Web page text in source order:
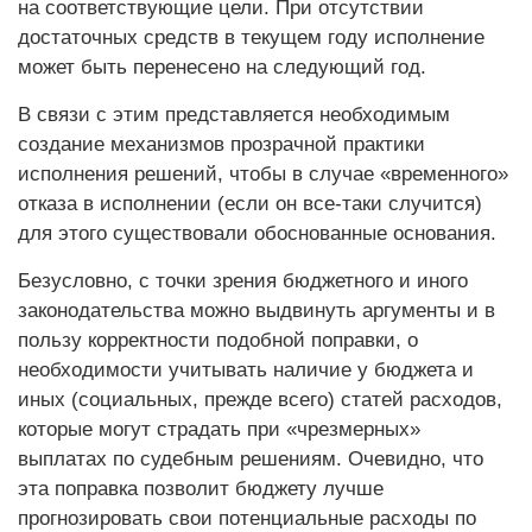
на соответствующие цели. При отсутствии
достаточных средств в текущем году исполнение
может быть перенесено на следующий год.
В связи с этим представляется необходимым
создание механизмов прозрачной практики
исполнения решений, чтобы в случае «временного»
отказа в исполнении (если он все-таки случится)
для этого существовали обоснованные основания.
Безусловно, с точки зрения бюджетного и иного
законодательства можно выдвинуть аргументы и в
пользу корректности подобной поправки, о
необходимости учитывать наличие у бюджета и
иных (социальных, прежде всего) статей расходов,
которые могут страдать при «чрезмерных»
выплатах по судебным решениям. Очевидно, что
эта поправка позволит бюджету лучше
прогнозировать свои потенциальные расходы по